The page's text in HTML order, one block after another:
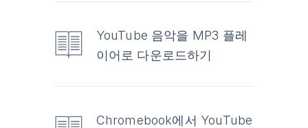
YouTube 음악을 MP3 플레
이어로 다운로드하기
Chromebook에서 YouTube